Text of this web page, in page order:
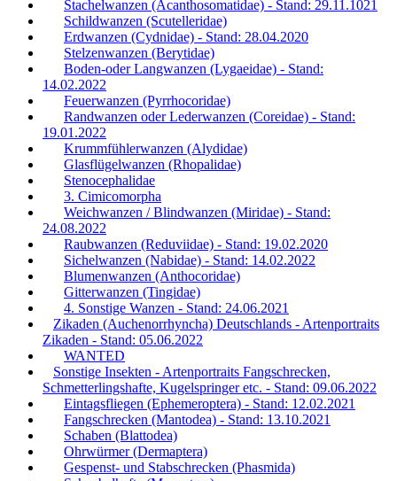
Stachelwanzen (Acanthosomatidae) - Stand: 29.11.1021
Schildwanzen (Scutelleridae)
Erdwanzen (Cydnidae) - Stand: 28.04.2020
Stelzenwanzen (Berytidae)
Boden-oder Langwanzen (Lygaeidae) - Stand:
14.02.2022
Feuerwanzen (Pyrrhocoridae)
Randwanzen oder Lederwanzen (Coreidae) - Stand:
19.01.2022
Krummfühlerwanzen (Alydidae)
Glasflügelwanzen (Rhopalidae)
Stenocephalidae
3. Cimicomorpha
Weichwanzen / Blindwanzen (Miridae) - Stand:
24.08.2022
Raubwanzen (Reduviidae) - Stand: 19.02.2020
Sichelwanzen (Nabidae) - Stand: 14.02.2022
Blumenwanzen (Anthocoridae)
Gitterwanzen (Tingidae)
4. Sonstige Wanzen - Stand: 24.06.2021
Zikaden (Auchenorrhyncha) Deutschlands - Artenportraits
Zikaden - Stand: 05.06.2022
WANTED
Sonstige Insekten - Artenportraits Fangschrecken,
Schmetterlingshafte, Kugelspringer etc. - Stand: 09.06.2022
Eintagsfliegen (Ephemeroptera) - Stand: 12.02.2021
Fangschrecken (Mantodea) - Stand: 13.10.2021
Schaben (Blattodea)
Ohrwürmer (Dermaptera)
Gespenst- und Stabschrecken (Phasmida)